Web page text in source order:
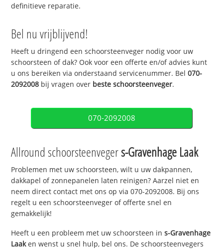
definitieve reparatie.
Bel nu vrijblijvend!
Heeft u dringend een schoorsteenveger nodig voor uw
schoorsteen of dak? Ook voor een offerte en/of advies kunt
u ons bereiken via onderstaand servicenummer. Bel070-
2092008 bij vragen over beste schoorsteenveger.
070-2092008
Allround schoorsteenvegers-Gravenhage Laak
Problemen met uw schoorsteen, wilt u uw dakpannen,
dakkapel of zonnepanelen laten reinigen? Aarzel niet en
neem direct contact met ons op via 070-2092008. Bij ons
regelt u een schoorsteenveger of offerte snel en
gemakkelijk!
Heeft u een probleem met uw schoorsteen ins-Gravenhage
Laaken wenst u snel hulp, bel ons. De schoorsteenvegers